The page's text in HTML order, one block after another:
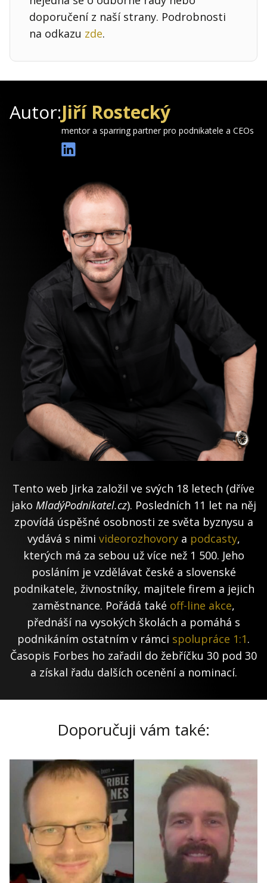
doporučení z naší strany. Podrobnosti
na odkazu zde.
Autor:Jiří Rostecký
mentor a sparring partner pro podnikatele a CEOs
Tento web Jirka založil ve svých 18 letech (dříve
jako MladýPodnikatel.cz). Posledních 11 let na něj
zpovídá úspěšné osobnosti ze světa byznysu a
vydává s nimi videorozhovorya podcasty,
kterých má za sebou už více než 1 500. Jeho
posláním je vzdělávat české a slovenské
podnikatele, živnostníky, majitele firem a jejich
zaměstnance. Pořádá také off-line akce,
přednáší na vysokých školách a pomáhá s
podnikáním ostatním v rámci spolupráce 1:1.
Časopis Forbes ho zařadil do žebříčku 30 pod 30
a získal řadu dalších ocenění a nominací.
Doporučuji vám také: